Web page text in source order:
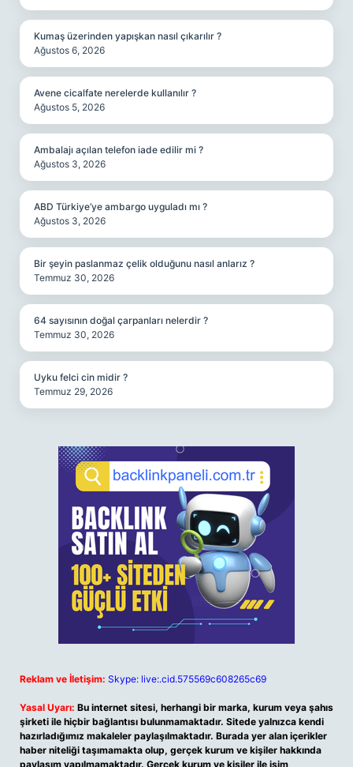
Kumaş üzerinden yapışkan nasıl çıkarılır ?
Ağustos 6, 2026
Avene cicalfate nerelerde kullanılır ?
Ağustos 5, 2026
Ambalajı açılan telefon iade edilir mi ?
Ağustos 3, 2026
ABD Türkiye’ye ambargo uyguladı mı ?
Ağustos 3, 2026
Bir şeyin paslanmaz çelik olduğunu nasıl anlarız ?
Temmuz 30, 2026
64 sayısının doğal çarpanları nelerdir ?
Temmuz 30, 2026
Uyku felci cin midir ?
Temmuz 29, 2026
Reklam ve İletişim: Skype: live:.cid.575569c608265c69
Yasal Uyarı: Bu internet sitesi, herhangi bir marka, kurum veya şahıs
şirketi ile hiçbir bağlantısı bulunmamaktadır. Sitede yalnızca kendi
hazırladığımız makaleler paylaşılmaktadır. Burada yer alan içerikler
haber niteliği taşımamakta olup, gerçek kurum ve kişiler hakkında
paylaşım yapılmamaktadır. Gerçek kurum ve kişiler ile isim